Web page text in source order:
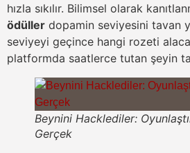
hızla sıkılır. Bilimsel olarak
ödüller dopamin seviyesini tavan
seviyeyi geçince hangi rozeti
platformda saatlerce tutan şeyin
Beynini Hacklediler:
Gerçek